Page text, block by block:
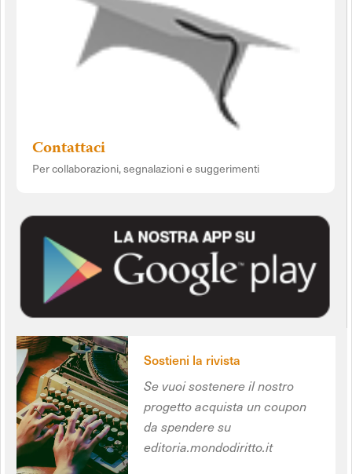
Contattaci
Per collaborazioni, segnalazioni e suggerimenti
Sostieni la rivista
Se vuoi sostenere il nostro
progetto acquista un coupon
da spendere su
editoria.mondodiritto.it